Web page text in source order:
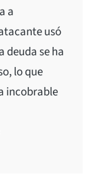
a
usó
deuda se ha
lo que
incobrable